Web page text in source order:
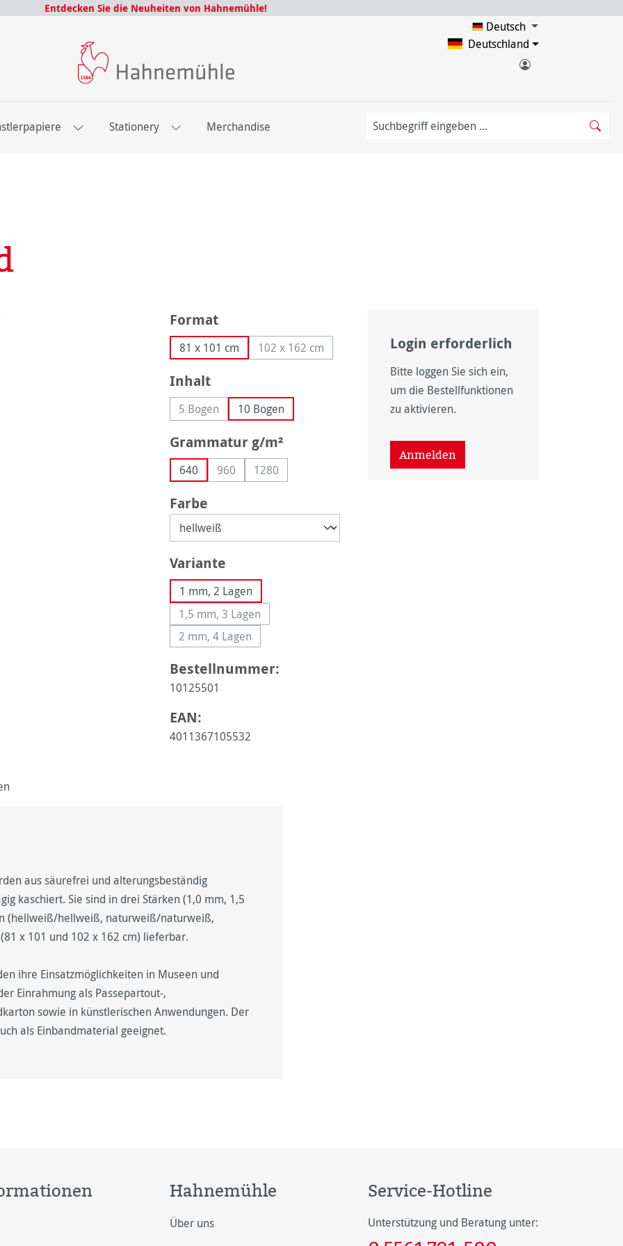
Entdecken Sie die Neuheiten von Hahnemühle!
Deutsch
Deutschland
Stationery Merchandise
Formatauswählen
81 x 101 cm 102 x 162 cm(Diese Option ist zurzeit nicht verfügbar.)
Inhaltauswählen
5 Bogen(Diese Option ist zurzeit nicht verfügbar.)
10 Bogen
Grammatur g/m²
640 960(Diese Option ist zurzeit nicht verfügbar.)
1280(Diese Option ist zurzeit nicht verfügbar.)
Farbe
Variante
1 mm, 2 Lagen
1,5 mm, 3 Lagen(Diese Option ist zurzeit nicht verfügbar.)
2 mm, 4 Lagen(Diese Option ist zurzeit nicht verfügbar.)
Bestellnummer:
10125501
EAN:
4011367105532
Login erforderlich
Bitte loggen Sie sich ein,
um die Bestellfunktionen
zu aktivieren.
Anmelden
aus säurefrei und alterungsbeständig
kaschiert. Sie sind in drei Stärken (1,0 mm, 1,5
(hellweiß/hellweiß, naturweiß/naturweiß,
x 101 und 102 x 162 cm) lieferbar.
ihre Einsatzmöglichkeiten in Museen und
Einrahmung als Passepartout-,
sowie in künstlerischen Anwendungen. Der
als Einbandmaterial geeignet.
Hahnemühle
Über uns
Service-Hotline
Unterstützung und Beratung unter: